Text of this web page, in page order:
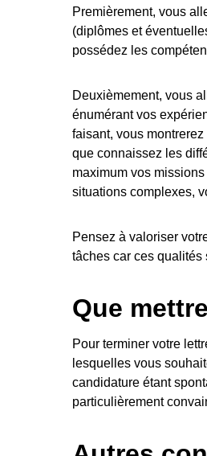
Premièrement, vous
(diplômes et
possédez les
Deuxièmement, vous
énumérant vos
faisant, vous
que connaissez les
maximum vos
situations complexes,
Pensez à valoriser
tâches car ces qualités
Que
Pour terminer votre
lesquelles vous
candidature étant
particulièrement